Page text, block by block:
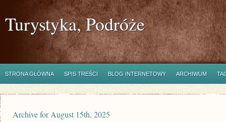
Turystyka, Podróże
STRONA GŁÓWNA SPIS TREŚCI BLOG INTERNETOWY ARCHIWUM
Archive for August 15th, 2025